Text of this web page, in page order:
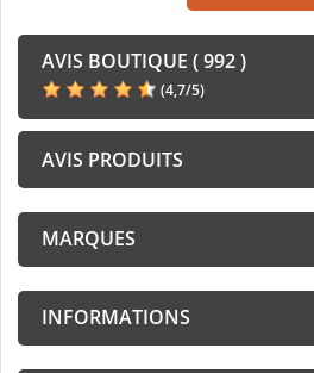
AVIS BOUTIQUE ( 992 )
(4,7/5)
AVIS PRODUITS
MARQUES
INFORMATIONS